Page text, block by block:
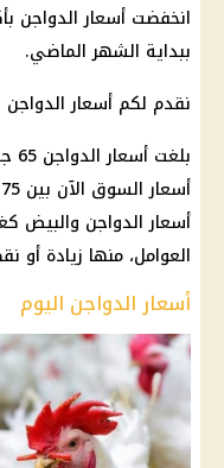
ببداية الشهر الماضي.
نقدم لكم أسعار
أسعار الدواجن والبيض
العوامل، منها زيادة
أسعار الدواجن اليوم